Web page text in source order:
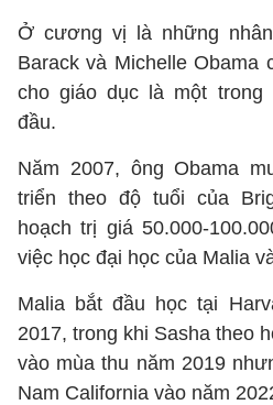
Ở cương vị là những
Barack và Michelle
cho giáo dục là một trong
đầu.
Năm 2007, ông Obama
triển theo độ tuổi của
hoạch trị giá 50.000-
việc học đại học của Malia
Malia bắt đầu học tại
2017, trong khi Sasha theo
vào mùa thu năm 2019
Nam California vào năm